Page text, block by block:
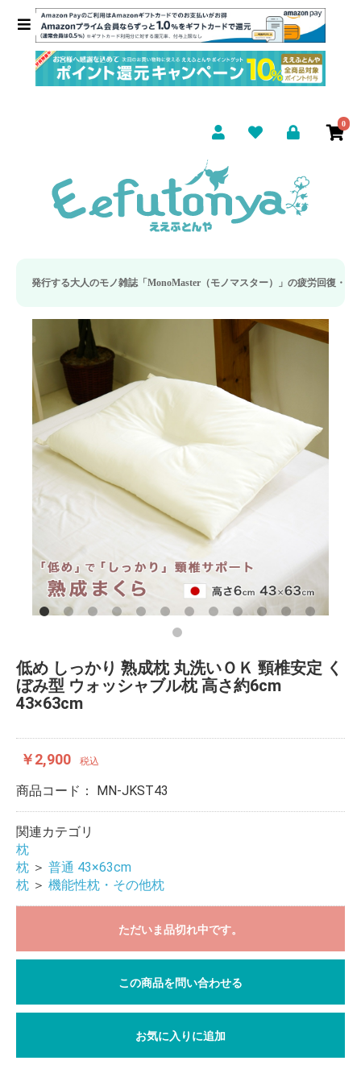
0
「MonoMaster（モノマスター）」の疲労回復・睡眠の向上特集に当社のリカバ
低め しっかり 熟成枕 丸洗いＯＫ 頸椎安定 く
ぼみ型 ウォッシャブル枕 高さ約6cm
43×63cm
￥2,900 税込
商品コード： MN-JKST43
関連カテゴリ
枕
枕 ＞ 普通 43×63cm
枕 ＞ 機能性枕・その他枕
ただいま品切れ中です。
この商品を問い合わせる
お気に入りに追加